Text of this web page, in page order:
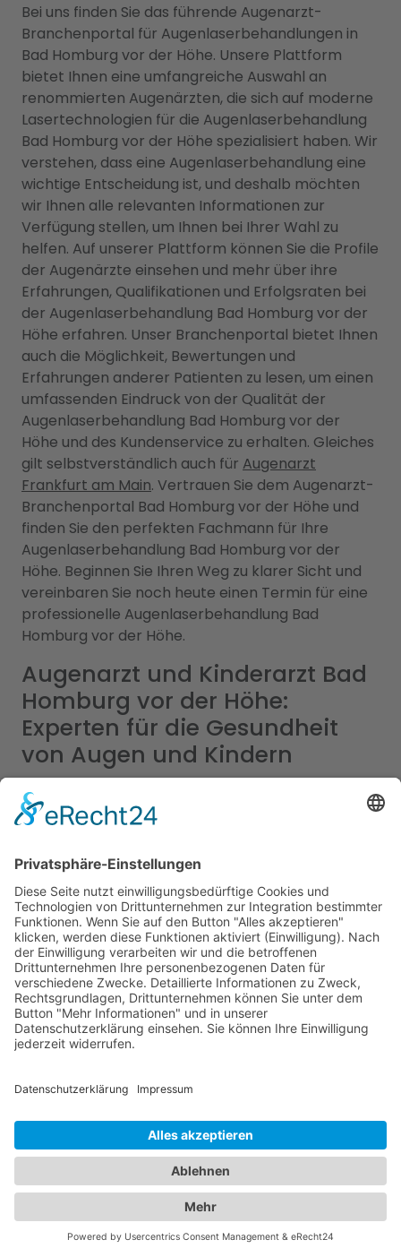
Bei uns finden Sie das führende Augenarzt-
Branchenportal für Augenlaserbehandlungen in
Bad Homburg vor der Höhe. Unsere Plattform
bietet Ihnen eine umfangreiche Auswahl an
renommierten Augenärzten, die sich auf moderne
Lasertechnologien für die Augenlaserbehandlung
Bad Homburg vor der Höhe spezialisiert haben. Wir
verstehen, dass eine Augenlaserbehandlung eine
wichtige Entscheidung ist, und deshalb möchten
wir Ihnen alle relevanten Informationen zur
Verfügung stellen, um Ihnen bei Ihrer Wahl zu
helfen. Auf unserer Plattform können Sie die Profile
der Augenärzte einsehen und mehr über ihre
Erfahrungen, Qualifikationen und Erfolgsraten bei
der Augenlaserbehandlung Bad Homburg vor der
Höhe erfahren. Unser Branchenportal bietet Ihnen
auch die Möglichkeit, Bewertungen und
Erfahrungen anderer Patienten zu lesen, um einen
umfassenden Eindruck von der Qualität der
Augenlaserbehandlung Bad Homburg vor der
Höhe und des Kundenservice zu erhalten. Gleiches
gilt selbstverständlich auch für Augenarzt
Frankfurt am Main. Vertrauen Sie dem Augenarzt-
Branchenportal Bad Homburg vor der Höhe und
finden Sie den perfekten Fachmann für Ihre
Augenlaserbehandlung Bad Homburg vor der
Höhe. Beginnen Sie Ihren Weg zu klarer Sicht und
vereinbaren Sie noch heute einen Termin für eine
professionelle Augenlaserbehandlung Bad
Homburg vor der Höhe.
Augenarzt und Kinderarzt Bad
Homburg vor der Höhe:
Experten für die Gesundheit
von Augen und Kindern
hochqualifizierten Augenärzten und Kinderärzten
in Bad Homburg vor der Höhe, die Ihnen die
Unsere Augenärzte sind Experten auf ihrem Gebiet
und verfügen über langjährige Erfahrung in der
Diagnose, Behandlung und Pflege von
Augenerkrankungen. Sie verwenden modernste
Technologien und bieten eine Vielzahl von
Leistungen an, darunter Routineuntersuchungen,
Augenlaserbehandlungen, Brillen- und
Kontaktlinsenanpassungen sowie die Behandlung
von Augenerkrankungen bei Erwachsenen. Für
sorgfältig ausgewählte Liste von Kinderärzten, die
spezialisiert haben. Diese Ärzte bieten
Vorsorgeuntersuchungen, Impfungen,
Behandlungen von Kinderkrankheiten und eine
einfühlsame Betreuung an, um sicherzustellen,
dass Ihre Kinder gesund und glücklich aufwachsen.
Verlassen Sie sich auf unser Branchenportal, um